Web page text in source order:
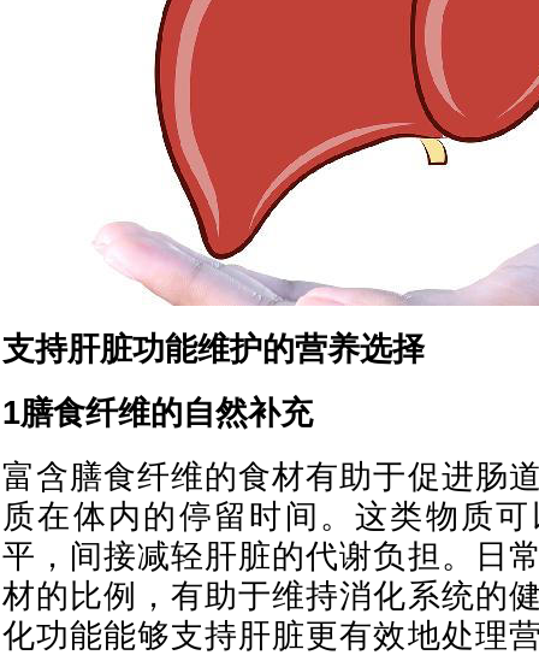
支持肝脏功能维护的营养选择
1膳食纤维的自然补充
富含膳食纤维的食材有助于促进肠
质在体内的停留时间。这类物质
平，间接减轻肝脏的代谢负担。日
材的比例，有助于维持消化系统的
化功能能够支持肝脏更有效地处理